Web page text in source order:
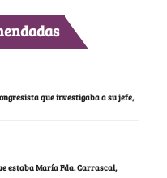
que investigaba a su jefe,
estaba María Fda. Carrascal,